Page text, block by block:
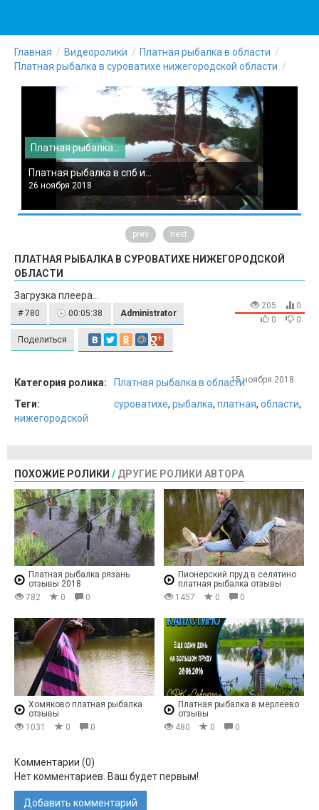
Главная Видеоролики
Платная рыбалка в области
Платная рыбалка в суроватихе нижегородской области
Платная рыбалка...
Платная рыбалка в спб и...
26 ноября 2018
prev next
ПЛАТНАЯ РЫБАЛКА В СУРОВАТИХЕ НИЖЕГОРОДСКОЙ
ОБЛАСТИ
Загрузка плеера...
# 780 00:05:38 Administrator
Поделиться
205
0
0
0
Категория ролика:
Платная рыбалка в области
Теги:
суроватихе, рыбалка, платная, области,
нижегородской
15 ноября 2018
ПОХОЖИЕ РОЛИКИ / ДРУГИЕ РОЛИКИ АВТОРА
Платная рыбалка рязань
отзывы 2018
782
0 0
Пионерский пруд в селятино
платная рыбалка отзывы
1457
0 0
Хомяково платная рыбалка
отзывы
1031
0 0
Платная рыбалка в мерлеево
отзывы
480
0 0
Комментарии (0)
Нет комментариев. Ваш будет первым!
Добавить комментарий